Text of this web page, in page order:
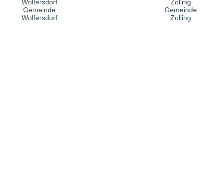
Gemeinde
Wolfersdorf
Gemeinde
Zolling